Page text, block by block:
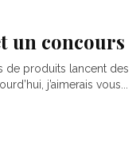
un concours
de produits lancent des
j’aimerais vous...